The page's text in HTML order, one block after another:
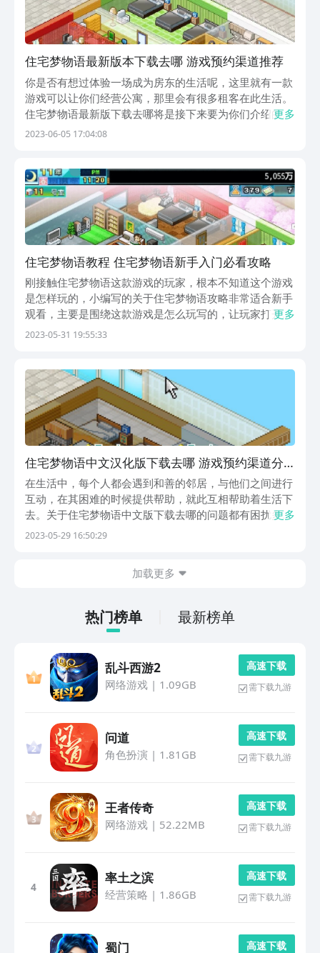
住宅梦物语最新版本下载去哪 游戏预约渠道推荐
你是否有想过体验一场成为房东的生活呢，这里就有一款
游戏可以让你们经营公寓，那里会有很多租客在此生活。
住宅梦物语最新版下载去哪将是接下来要为你们介绍的信
息，此游中的玩法就是你们会成为一处房东，然后经营自
更多
2023-06-05 17:04:08
住宅梦物语教程 住宅梦物语新手入门必看攻略
刚接触住宅梦物语这款游戏的玩家，根本不知道这个游戏
是怎样玩的，小编写的关于住宅梦物语攻略非常适合新手
观看，主要是围绕这款游戏是怎么玩写的，让玩家打开游
戏的第一时间就知道做什么？让玩家有玩下去的欲望是小
攻...
更多
2023-05-31 19:55:33
住宅梦物语中文汉化版下载去哪 游戏预约渠道分
享
在生活中，每个人都会遇到和善的邻居，与他们之间进行
互动，在其困难的时候提供帮助，就此互相帮助着生活下
去。关于住宅梦物语中文版下载去哪的问题都有困扰多少
小伙伴呢，下面将会为你们推荐一个具体的预约地址，毕
更多
2023-05-29 16:50:29
加载更多
热门榜单 最新榜单
乱斗西游2
网络游戏| 1.09GB
高 速 下 载
需下载九游
问道
角色扮演 | 1.81GB
高 速 下 载
需下载九游
王者传奇
网络游戏| 52.22MB
高 速 下 载
需下载九游
4
率土之滨
经营策略 | 1.86GB
高 速 下 载
需下载九游
蜀门 高 速 下 载